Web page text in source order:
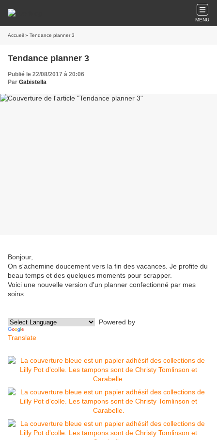
MENU
Accueil » Tendance planner 3
Tendance planner 3
Publié le 22/08/2017 à 20:06
Par Gabistella
Bonjour,
On s'achemine doucement vers la fin des vacances. Je profite du
beau temps et des quelques moments pour scrapper.
Voici une nouvelle version d'un planner confectionné par mes
soins.
Powered by
Translate